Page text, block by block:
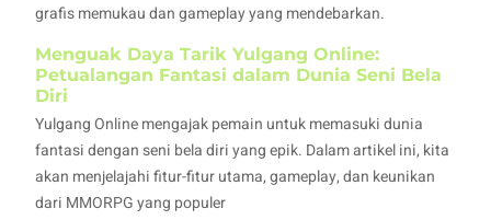
grafis memukau dan gameplay yang mendebarkan.
Menguak Daya Tarik Yulgang Online:
Petualangan Fantasi dalam Dunia Seni Bela
Diri
Yulgang Online mengajak pemain untuk memasuki dunia
fantasi dengan seni bela diri yang epik. Dalam artikel ini, kita
akan menjelajahi fitur-fitur utama, gameplay, dan keunikan
dari MMORPG yang populer